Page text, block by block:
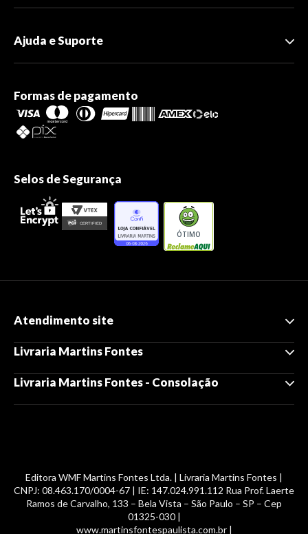
Ajuda e Suporte
Formas de pagamento
Selos de Segurança
ÓTIMO
Atendimento site
Livraria Martins Fontes
Livraria Martins Fontes - Consolação
Editora WMF Martins Fontes Ltda. | Livraria Martins Fontes |
CNPJ: 08.463.170/0004-67 | IE: 147.024.991.112 Rua Prof. Laerte
Ramos de Carvalho, 133 – Bela Vista – São Paulo – SP – Cep
01325-030 |
www.martinsfontespaulista.com.br |